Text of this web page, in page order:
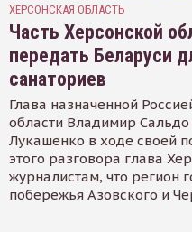
ХЕРСОНСКАЯ ОБЛАСТЬ
Часть Херсонской
передать Беларуси
санаториев
Глава назначенной
области Владимир
Лукашенко в ходе своей
этого разговора глава
журналистам, что регион
побережья Азовского и